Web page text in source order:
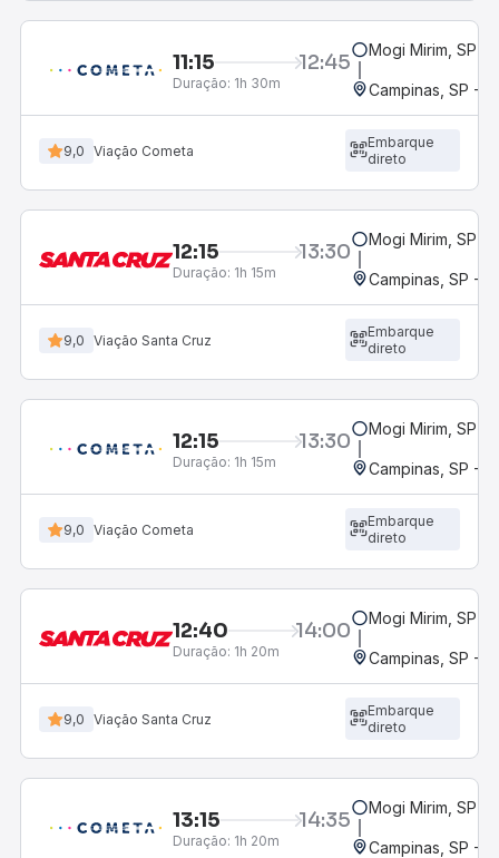
11:15 12:45
Duração: 1h 30m
Mogi Mirim, SP
Campinas, SP -
9,0 Viação Cometa
Embarque
direto
12:15 13:30
Duração: 1h 15m
Mogi Mirim, SP
Campinas, SP -
9,0 Viação Santa Cruz
Embarque
direto
12:15 13:30
Duração: 1h 15m
Mogi Mirim, SP
Campinas, SP -
9,0 Viação Cometa
Embarque
direto
12:40 14:00
Duração: 1h 20m
Mogi Mirim, SP
Campinas, SP -
9,0 Viação Santa Cruz
Embarque
direto
13:15 14:35
Duração: 1h 20m
Mogi Mirim, SP
Campinas, SP -